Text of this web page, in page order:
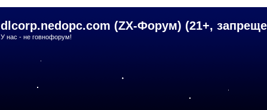
dlcorp.nedopc.com (ZX-Форум) (21+,
У нас - не говнофорум!